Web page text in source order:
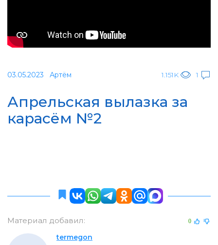
03.05.2023 Артём 1.151K 1
Апрельская вылазка за
карасём №2
Материал добавил: 0
termegon